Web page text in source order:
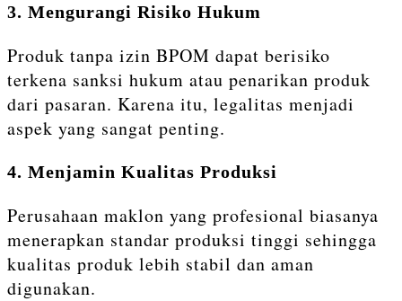
3. Mengurangi Risiko Hukum
Produk tanpa izin BPOM dapat berisiko
terkena sanksi hukum atau penarikan produk
dari pasaran. Karena itu, legalitas menjadi
aspek yang sangat penting.
4. Menjamin Kualitas Produksi
Perusahaan maklon yang profesional biasanya
menerapkan standar produksi tinggi sehingga
kualitas produk lebih stabil dan aman
digunakan.